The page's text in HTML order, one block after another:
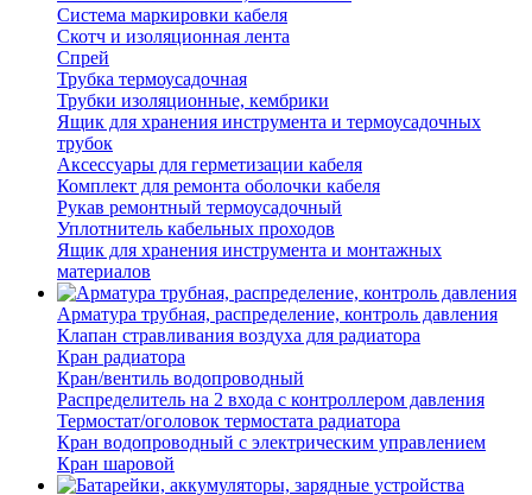
Система маркировки кабеля
Скотч и изоляционная лента
Спрей
Трубка термоусадочная
Трубки изоляционные, кембрики
Ящик для хранения инструмента и термоусадочных
трубок
Аксессуары для герметизации кабеля
Комплект для ремонта оболочки кабеля
Рукав ремонтный термоусадочный
Уплотнитель кабельных проходов
Ящик для хранения инструмента и монтажных
материалов
Арматура трубная, распределение, контроль давления
Клапан стравливания воздуха для радиатора
Кран радиатора
Кран/вентиль водопроводный
Распределитель на 2 входа с контроллером давления
Термостат/оголовок термостата радиатора
Кран водопроводный с электрическим управлением
Кран шаровой